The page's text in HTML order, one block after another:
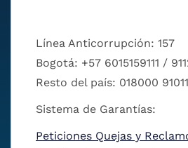
Línea Anticorrupción: 157
Bogotá: +57 6015159111 /
Resto del país: 018000
Sistema de Garantías:
Peticiones Quejas y